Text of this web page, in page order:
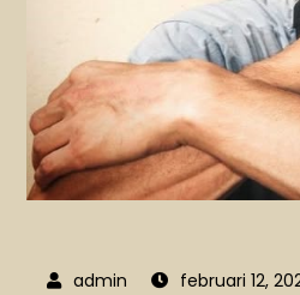
februari 12,